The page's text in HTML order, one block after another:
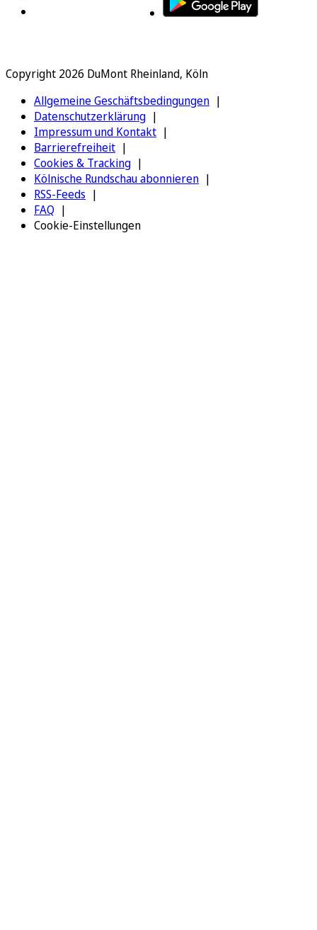
Copyright 2026 DuMont Rheinland, Köln
Allgemeine Geschäftsbedingungen
Datenschutzerklärung
Impressum und Kontakt
Barrierefreiheit
Cookies & Tracking
Kölnische Rundschau abonnieren
RSS-Feeds
FAQ
Cookie-Einstellungen